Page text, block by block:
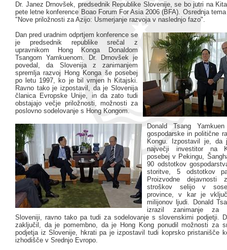
Dr. Janez Drnovšek, predsednik Republike Slovenije, se bo jutri na
pete letne konference Boao Forum For Asia 2006 (BFA). Osrednja
"Nove priložnosti za Azijo: Usmerjanje razvoja v naslednjo fazo".
Dan pred uradnim odprtjem konference se
je predsednik republike srečal z
upravnikom Hong Konga Donaldom
Tsangom Yamkuenom. Dr. Drnovšek je
povedal, da Slovenija z zanimanjem
spremlja razvoj Hong Konga še posebej
po letu 1997, ko je bil vrnjen h Kitajski.
Ravno tako je izpostavil, da je Slovenija
članica Evropske Unije, in da zato tudi
obstajajo večje priložnosti, možnosti za
poslovno sodelovanje s Hong Kongom.
Donald Tsang
gospodarske in politične
Kongu. Izpostavil je, da
največji investitor na
posebej v Pekingu,
90 odstotkov
storitve, 5 odstotkov
Proizvodne dejavnosti
stroškov selijo v
province, v kar je
milijonov ljudi. Donald
izrazil zanimanje za
Sloveniji, ravno tako pa tudi za sodelovanje s slovenskimi podjetji.
zaključil, da je pomembno, da je Hong Kong ponudil možnosti za
podjetja iz Slovenije, hkrati pa je izpostavil tudi koprsko pristanišče
izhodišče v Srednjo Evropo.